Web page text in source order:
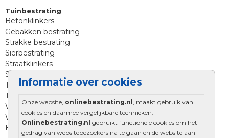
Informatie over cookies
Onze website, onlinebestrating.nl
, maakt gebruik van
cookies en daarmee vergelijkbare technieken.
Onlinebestrating.nl gebruikt functionele cookies om het
gedrag van websitebezoekers na te gaan en de website aan
Tuinbestrating
Betonklinkers
Gebakken bestrating
Strakke bestrating
Sierbestrating
Straatklinkers
Straatstenen
Trommelstenen
Tuinstenen
Waalformaat
Wildverband bestrating
Kingstones